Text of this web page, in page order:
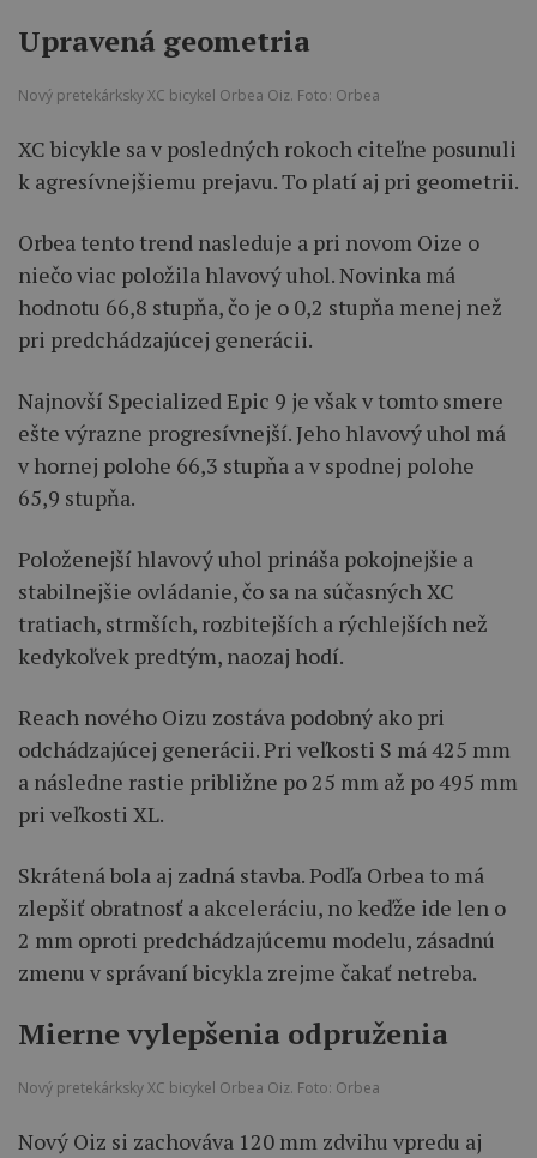
Upravená geometria
Nový pretekárksky XC bicykel Orbea Oiz. Foto: Orbea
XC bicykle sa v posledných rokoch citeľne posunuli
k agresívnejšiemu prejavu. To platí aj pri geometrii.
Orbea tento trend nasleduje a pri novom Oize o
niečo viac položila hlavový uhol. Novinka má
hodnotu 66,8 stupňa, čo je o 0,2 stupňa menej než
pri predchádzajúcej generácii.
Najnovší Specialized Epic 9 je však v tomto smere
ešte výrazne progresívnejší. Jeho hlavový uhol má
v hornej polohe 66,3 stupňa a v spodnej polohe
65,9 stupňa.
Položenejší hlavový uhol prináša pokojnejšie a
stabilnejšie ovládanie, čo sa na súčasných XC
tratiach, strmších, rozbitejších a rýchlejších než
kedykoľvek predtým, naozaj hodí.
Reach nového Oizu zostáva podobný ako pri
odchádzajúcej generácii. Pri veľkosti S má 425 mm
a následne rastie približne po 25 mm až po 495 mm
pri veľkosti XL.
Skrátená bola aj zadná stavba. Podľa Orbea to má
zlepšiť obratnosť a akceleráciu, no keďže ide len o
2 mm oproti predchádzajúcemu modelu, zásadnú
zmenu v správaní bicykla zrejme čakať netreba.
Mierne vylepšenia odpruženia
Nový pretekárksky XC bicykel Orbea Oiz. Foto: Orbea
Nový Oiz si zachováva 120 mm zdvihu vpredu aj